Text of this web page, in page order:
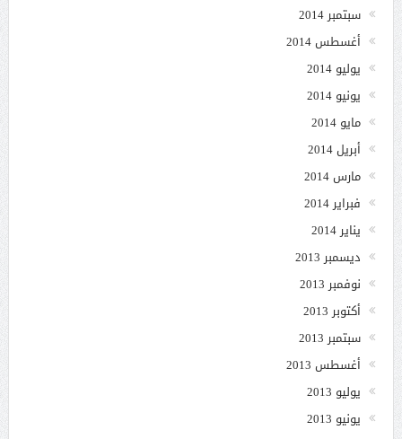
سبتمبر 2014
أغسطس 2014
يوليو 2014
يونيو 2014
مايو 2014
أبريل 2014
مارس 2014
فبراير 2014
يناير 2014
ديسمبر 2013
نوفمبر 2013
أكتوبر 2013
سبتمبر 2013
أغسطس 2013
يوليو 2013
يونيو 2013